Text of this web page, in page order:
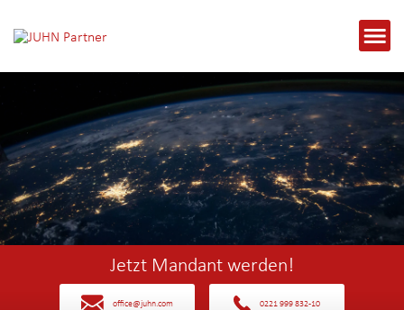
Jetzt Mandant werden!
office@juhn.com 0221 999 832-10